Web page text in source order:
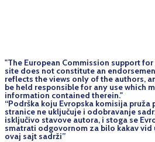
"The European Commission support
site does not constitute an
reflects the views only of the authors,
be held responsi­ble for any use which
information contained therein."
“Podrška koju Evropska komisija
stranice ne uključuje i odobravanje
isključivo stavove autora, i stoga se
smatrati odgovornom za bilo kakav
ovaj sajt sadrži”